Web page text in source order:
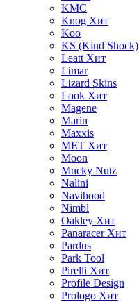
KMC
Knog Хит
Koo
KS (Kind Shock)
Leatt Хит
Limar
Lizard Skins
Look Хит
Magene
Marin
Maxxis
MET Хит
Moon
Mucky Nutz
Nalini
Navihood
Nimbl
Oakley Хит
Panaracer Хит
Pardus
Park Tool
Pirelli Хит
Profile Design
Prologo Хит